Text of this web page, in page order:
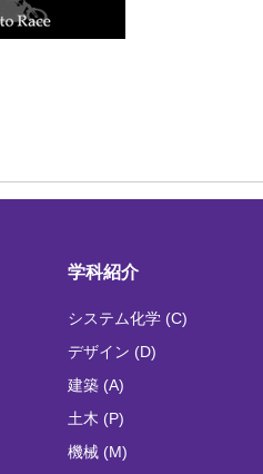
学科紹介
システム化学 (C)
デザイン (D)
建築 (A)
土木 (P)
機械 (M)